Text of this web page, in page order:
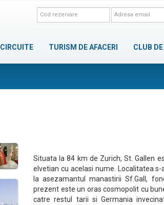
CIRCUITE TURISM DE AFACERI CLUB
Situata la 84 km de Zurich, St. Gallen
elvetian cu acelasi nume. Localitatea
la asezamantul manastirii Sf.Gall,
prezent este un oras cosmopolit cu
catre restul tarii si Germania